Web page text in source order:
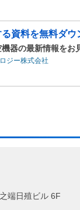
資料を無料ダ
機器の最新情報をお
ジー株式会社
端日殖ビル 6F